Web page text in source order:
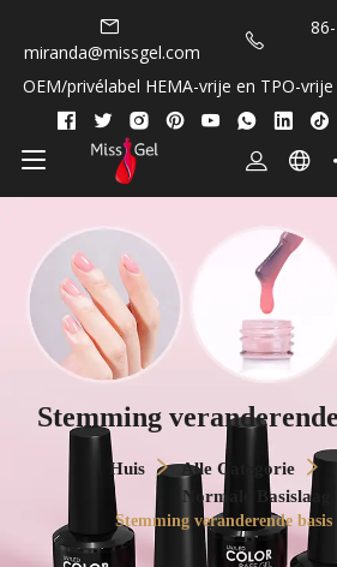
miranda@missgel.com
OEM/privélabel HEMA-vrije en TPO-
oliën!
Stemming
ellak
Huis Alle Categorie
Normale Basislaag
Stemming veranderende